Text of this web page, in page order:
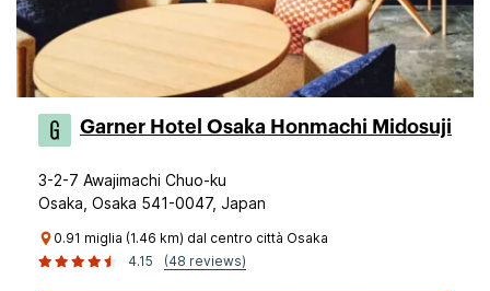
Garner Hotel Osaka Honmachi Midosuji
3-2-7 Awajimachi Chuo-ku
Osaka, Osaka 541-0047, Japan
0.91 miglia (1.46 km) dal centro città Osaka
4.15
(48 reviews)